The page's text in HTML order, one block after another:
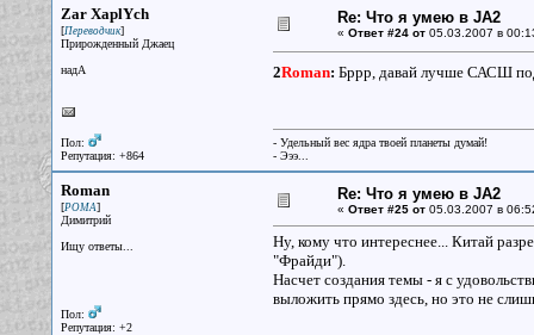
Zar XaplYch
[Переводчик]
Прирожденный Джаец
надА
Пол:
Репутация: +864
Re: Что я умею в JA2
« Ответ #24 от05.03.2007 в
2Roman: Бррр, давай лучше САСШ
- Удельный вес ядра твоей планеты думай!
- Эээ...
Roman
[РОМА]
Димитрий
Ищу ответы...
Пол:
Репутация: +2
Re: Что я умею в JA2
« Ответ #25 от05.03.2007 в
Ну, кому что интереснее... Китай
"Фрайди").
Насчет создания темы - я с
выложить прямо здесь, но это не